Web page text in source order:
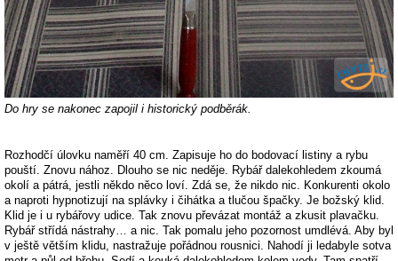
Do hry se nakonec zapojil i historický podběrák.
Rozhodčí úlovku naměří 40 cm. Zapisuje ho do bodovací listiny a rybu
pouští. Znovu nához. Dlouho se nic neděje. Rybář dalekohledem zkoumá
okolí a pátrá, jestli někdo něco loví. Zdá se, že nikdo nic. Konkurenti okolo
a naproti hypnotizují na splávky i čihátka a tlučou špačky. Je božský klid.
Klid je i u rybářovy udice. Tak znovu převázat montáž a zkusit plavačku.
Rybář střídá nástrahy… a nic. Tak pomalu jeho pozornost umdlévá. Aby byl
v ještě větším klidu, nastražuje pořádnou rousnici. Nahodí ji ledabyle sotva